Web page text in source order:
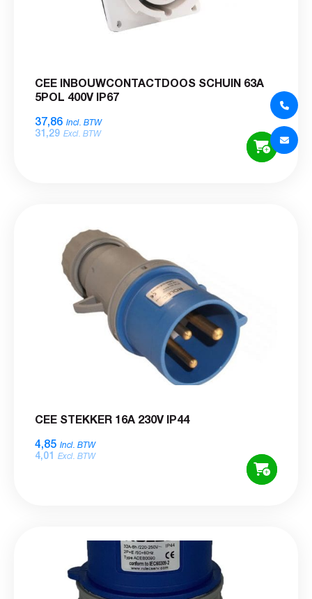
CEE INBOUWCONTACTDOOS SCHUIN 63A
5POL 400V IP67
37,86 Incl. BTW
31,29 Excl. BTW
CEE STEKKER 16A 230V IP44
4,85 Incl. BTW
4,01 Excl. BTW